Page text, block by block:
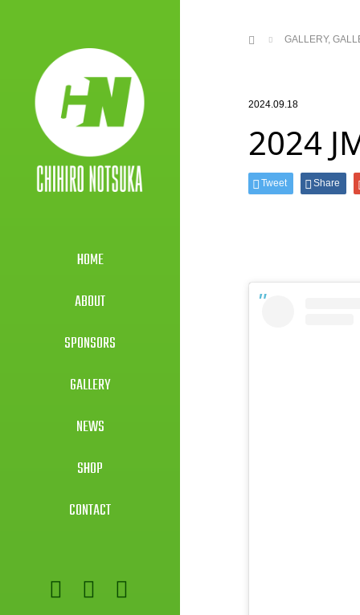
HOME
ABOUT
SPONSORS
GALLERY
NEWS
SHOP
CONTACT
Twitter Facebook
ホーム GALLERY,
2024.09.18
2024
Tweet Share